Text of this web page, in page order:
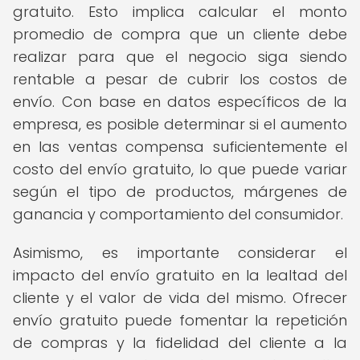
gratuito. Esto implica calcular el monto
promedio de compra que un cliente debe
realizar para que el negocio siga siendo
rentable a pesar de cubrir los costos de
envío. Con base en datos específicos de la
empresa, es posible determinar si el aumento
en las ventas compensa suficientemente el
costo del envío gratuito, lo que puede variar
según el tipo de productos, márgenes de
ganancia y comportamiento del consumidor.
Asimismo, es importante considerar el
impacto del envío gratuito en la lealtad del
cliente y el valor de vida del mismo. Ofrecer
envío gratuito puede fomentar la repetición
de compras y la fidelidad del cliente a la